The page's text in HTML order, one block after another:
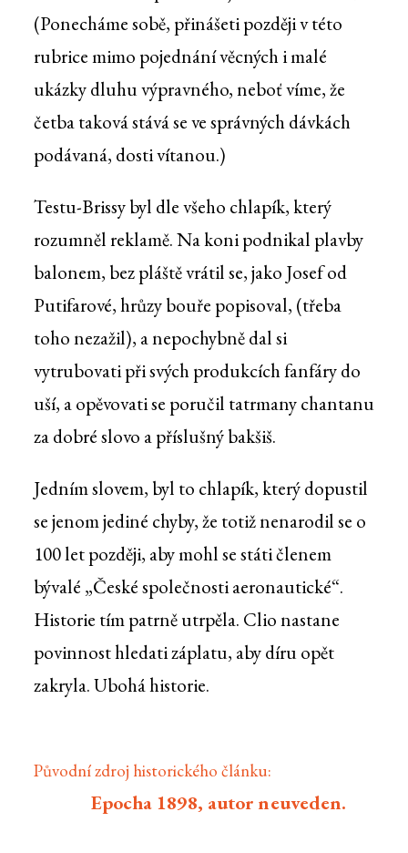
(Ponecháme sobě, přinášeti později v této
rubrice mimo pojednání věcných i malé
ukázky dluhu výpravného, neboť víme, že
četba taková stává se ve správných dávkách
podávaná, dosti vítanou.)
Testu-Brissy byl dle všeho chlapík, který
rozumněl reklamě. Na koni podnikal plavby
balonem, bez pláště vrátil se, jako Josef od
Putifarové, hrůzy bouře popisoval, (třeba
toho nezažil), a nepochybně dal si
vytrubovati při svých produkcích fanfáry do
uší, a opěvovati se poručil tatrmany chantanu
za dobré slovo a příslušný bakšiš.
Jedním slovem, byl to chlapík, který dopustil
se jenom jediné chyby, že totiž nenarodil se o
100 let později, aby mohl se státi členem
bývalé „České společnosti aeronautické“.
Historie tím patrně utrpěla. Clio nastane
povinnost hledati záplatu, aby díru opět
zakryla. Ubohá historie.
Původní zdroj historického článku:
Epocha 1898, autor neuveden.